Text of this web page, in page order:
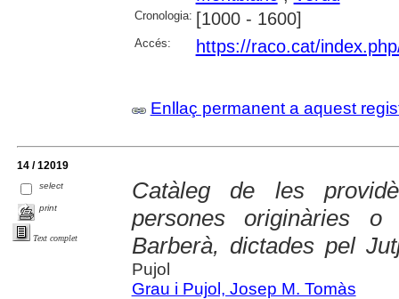
Cronologia: [1000 - 1600]
Accés: https://raco.cat/
Enllaç permanent a aquest
14 / 12019
select
print
Text complet
Catàleg de les
persones originàries
Barberà, dictades pel
Pujol
Grau i Pujol, Josep M. Tomàs